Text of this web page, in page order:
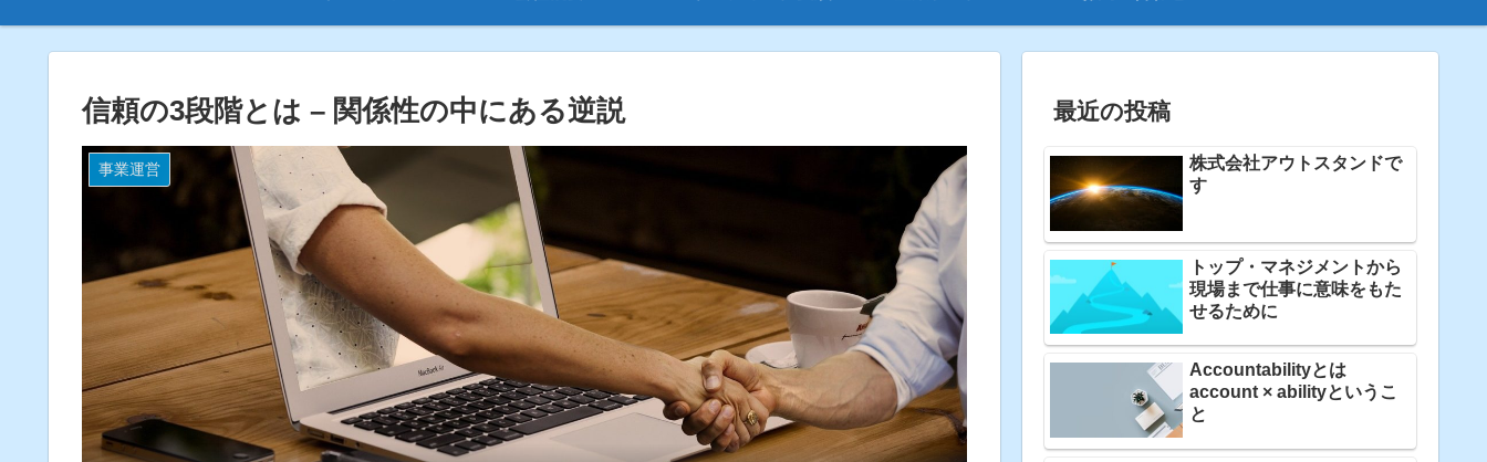
信頼の3段階とは – 関係性の中にある逆説
事業運営
最近の投稿
株式会社アウトスタンドで
す
トップ・マネジメントから
現場まで仕事に意味をもた
せるために
Accountabilityとは
account × abilityというこ
と